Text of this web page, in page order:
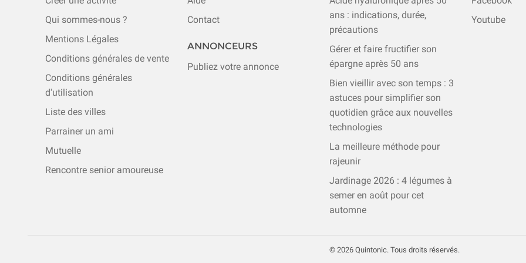
Qui sommes-nous ?
Mentions Légales
Conditions générales de vente
Conditions générales
d'utilisation
Liste des villes
Parrainer un ami
Mutuelle
Rencontre senior amoureuse
Contact
ANNONCEURS
Publiez votre annonce
ans : indications, durée,
précautions
Gérer et faire fructifier son
épargne après 50 ans
Bien vieillir avec son temps : 3
astuces pour simplifier son
quotidien grâce aux nouvelles
technologies
La meilleure méthode pour
rajeunir
Jardinage 2026 : 4 légumes à
semer en août pour cet
automne
Youtube
© 2026 Quintonic. Tous droits réservés.